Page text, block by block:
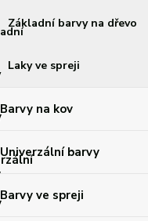
Základní barvy na dřevo
Laky ve spreji
Barvy na kov
Univerzální barvy
Barvy ve spreji